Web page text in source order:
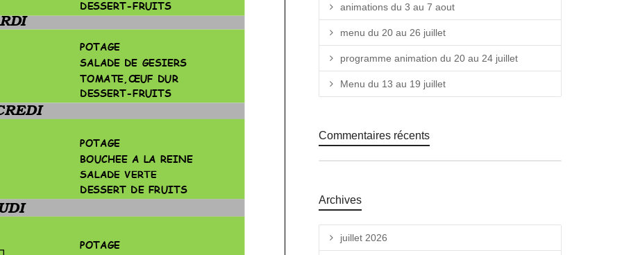
animations du 3 au 7 aout
menu du 20 au 26 juillet
programme animation du 20 au 24 juillet
Menu du 13 au 19 juillet
Commentaires récents
Archives
juillet 2026